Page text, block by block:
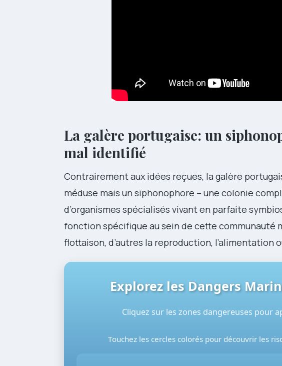
La galère portugaise: un
mal identifié
Contrairement aux idées reçues, la galère
méduse mais un siphonophore – une colonie
d’organismes spécialisés vivant en parfaite
fonction spécifique au sein de cette communauté
flottaison, d’autres la reproduction, l’alimentation
Explorez les Dangers
Cliquez sur les zones dangereuses pour
Touchez les cercles colorés pour découvrir les